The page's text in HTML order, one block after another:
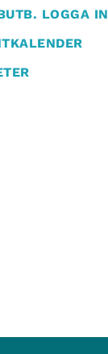
LOGGA IN